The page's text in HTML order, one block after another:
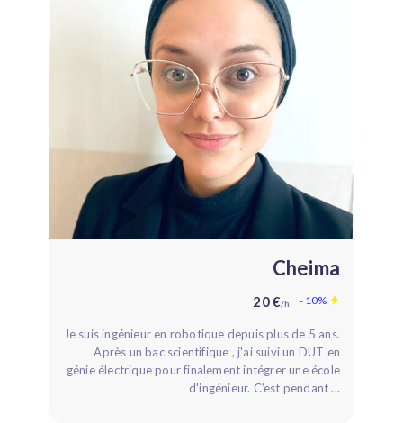
Cheima
20 €/h - 10%
Je suis ingénieur en robotique depuis plus de 5 ans.
Après un bac scientifique , j'ai suivi un DUT en
génie électrique pour finalement intégrer une école
d'ingénieur. C’est pendant ...